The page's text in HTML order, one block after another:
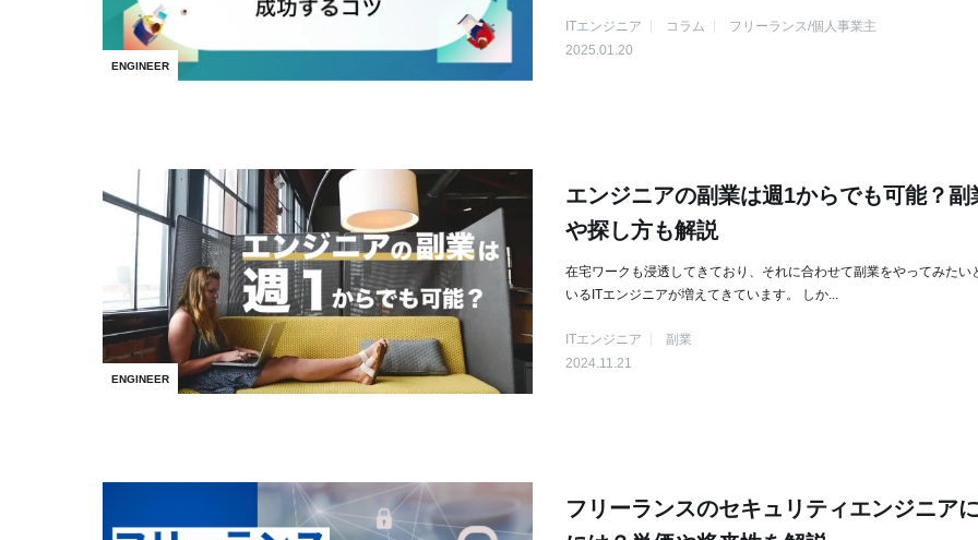
ENGINEER
ITエンジニア コラム
フリーランス/個人事業主
2025.01.20
ENGINEER
エンジニアの副業は週1からでも可能？副
や探し方も解説
在宅ワークも浸透してきており、それに合わせて副業をやってみたい
いるITエンジニアが増えてきています。 しか...
ITエンジニア
副業
2024.11.21
フリーランスのセキュリティエンジニア